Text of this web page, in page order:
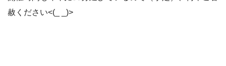
赦ください<(_ _)>